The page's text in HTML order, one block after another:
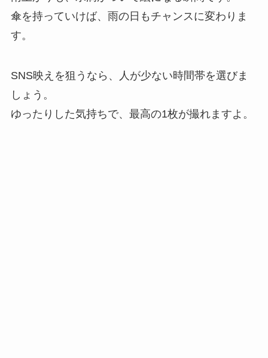
傘を持っていけば、雨の日もチャンスに変わりま
す。
SNS映えを狙うなら、人が少ない時間帯を選びま
しょう。
ゆったりした気持ちで、最高の1枚が撮れますよ。